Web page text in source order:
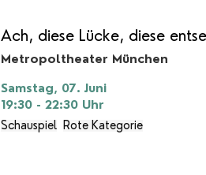
Ach, diese Lücke, diese
Metropoltheater München
Samstag, 07. Juni
19:30 - 22:30 Uhr
Schauspiel Rote Kategorie